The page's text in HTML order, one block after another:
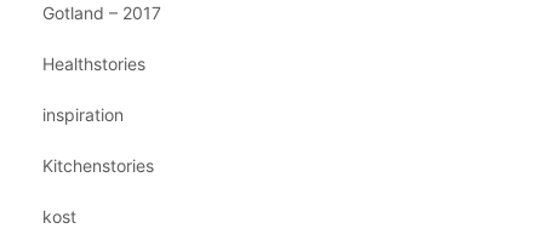
Gotland – 2017
Healthstories
inspiration
Kitchenstories
kost